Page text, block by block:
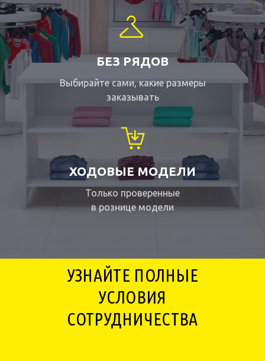
БЕЗ РЯДОВ
Выбирайте сами, какие размеры
заказывать
ХОДОВЫЕ МОДЕЛИ
Только проверенные
в рознице модели
УЗНАЙТЕ ПОЛНЫЕ
УСЛОВИЯ
СОТРУДНИЧЕСТВА